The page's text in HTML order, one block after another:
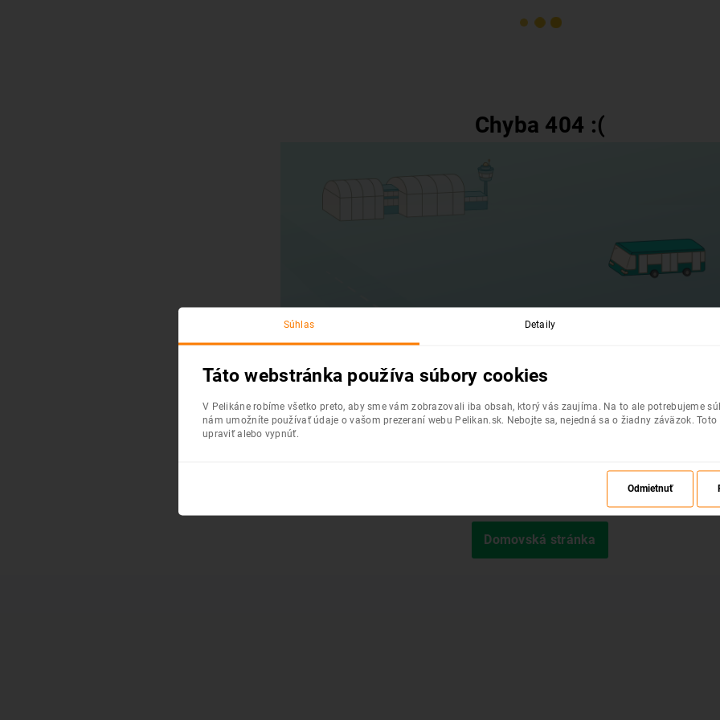
Chyba 404 :(
Domovská stránka
Súhlas Detaily
Táto webstránka používa súbory cookies
V Pelikáne robíme všetko preto, aby sme vám zobrazovali iba obsah, ktorý vás zaujíma. Na to ale potrebujeme
nám umožníte používať údaje o vašom prezeraní webu Pelikan.sk. Nebojte sa, nejedná sa o žiadny záväzok.
upraviť alebo vypnúť.
Odmietnuť